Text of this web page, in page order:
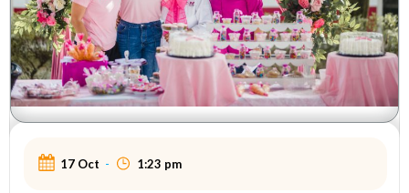
17 Oct - 1:23 pm